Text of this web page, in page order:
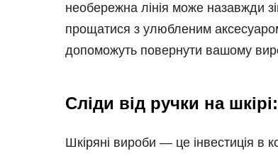
необережна лінія може назавжди
прощатися з улюбленим
допоможуть повернути вашому
Сліди від ручки на
Шкіряні вироби — це інвестиція в